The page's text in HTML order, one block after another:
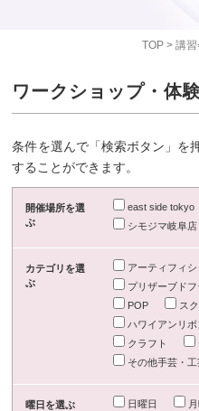
TOP> 講
ワークショップ・体
条件を選んで「検索ボタン」を
することができます。
開催場所を選
ぶ
east side tokyo
シモジマ岐阜店
カテゴリを選
ぶ
アーティフィ
プリザーブドフ
POP
ス
ハワイアンリボ
クラフト
その他手芸・工
曜日を選ぶ 日曜日